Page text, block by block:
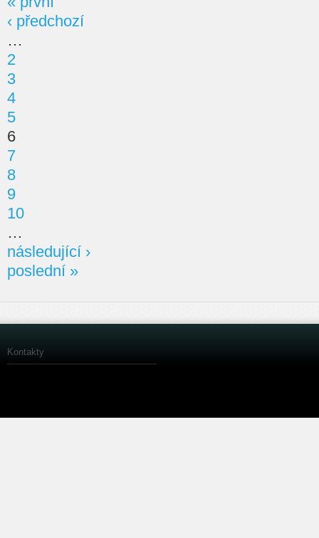
‹ předchozí
…
2
3
4
5
6
7
8
9
10
…
následující ›
poslední »
Kontakty